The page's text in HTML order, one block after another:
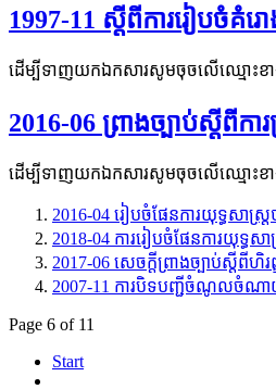
1997-11 ស្ដីពីការរៀបចំគំរោ
ដើម្បីទាញយកឯកសារសូមចុចលើឈ្មោះខា
2016-06 ព្រាងច្បាប់ស្តីពីកា
ដើម្បីទាញយកឯកសារសូមចុចលើឈ្មោះខា
2016-04 រៀបចំផែនការយុទ្ធសាស្រ្
2018-04 ការរៀបចំផែនការយុទ្ធស
2017-06 សេចក្តីព្រាងច្បាប់ស្តីពីហិ
2007-11 ការបិទបញ្ជីចំណូលចំណា
Page 6 of 11
Start